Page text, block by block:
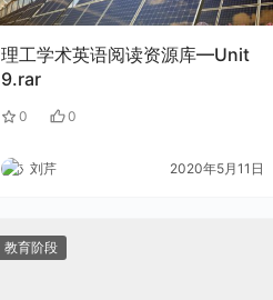
理工学术英语阅读资源库—Unit
9.rar
0 0
刘芹 2020年5月11日
教育阶段